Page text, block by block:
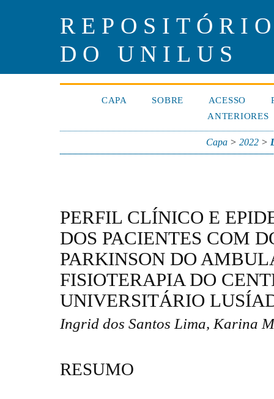
DO UNILUS
CAPA SOBRE ACESSO
ANTERIORES
Capa >2022 >
PERFIL CLÍNICO E
DOS PACIENTES COM
PARKINSON DO
FISIOTERAPIA DO
UNIVERSITÁRIO
Ingrid dos Santos Lima, Karina
RESUMO